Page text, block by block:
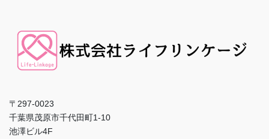
〒297-0023
千葉県茂原市千代田町1-10
池澤ビル4F